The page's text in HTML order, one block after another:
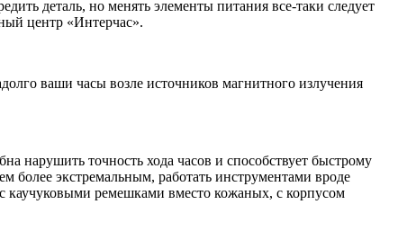
деталь, но менять элементы питания все-таки следует
центр «Интерчас».
ваши часы возле источников магнитного излучения
нарушить точность хода часов и способствует быстрому
более экстремальным, работать инструментами вроде
каучуковыми ремешками вместо кожаных, с корпусом